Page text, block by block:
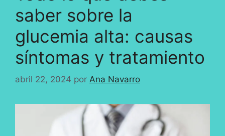
saber sobre la
glucemia alta: causas
síntomas y tratamiento
abril 22, 2024 por Ana Navarro